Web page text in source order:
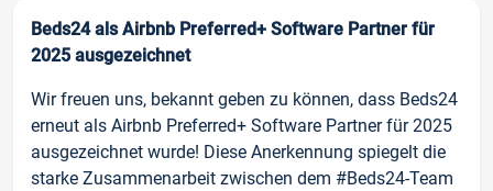
Beds24 als Airbnb Preferred+ Software Partner für
2025 ausgezeichnet
Wir freuen uns, bekannt geben zu können, dass Beds24
erneut als Airbnb Preferred+ Software Partner für 2025
ausgezeichnet wurde! Diese Anerkennung spiegelt die
starke Zusammenarbeit zwischen dem #Beds24-Team